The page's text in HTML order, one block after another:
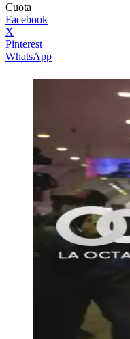
Cuota
Facebook
X
Pinterest
WhatsApp